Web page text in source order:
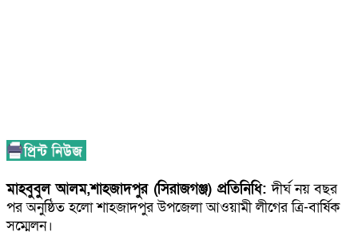
মাহবুবুল আলম,শাহজাদপুর (সিরাজগঞ্জ) প্রতিনিধি:দীর্ঘ নয় বছর
পর অনুষ্ঠিত হলো শাহজাদপুর উপজেলা আওয়ামী লীগের ত্রি-বার্ষিক
সম্মেলন।